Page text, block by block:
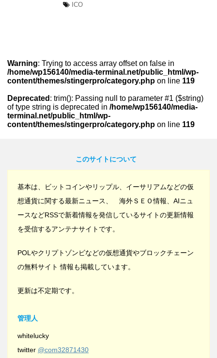
ICO
Warning: Trying to access array offset on false in
/home/wp156140/media-terminal.net/public_html/wp-
content/themes/stingerpro/category.php on line 119
Deprecated : trim(): Passing null to parameter #1 ($string)
of type string is deprecated in /home/wp156140/media-
terminal.net/public_html/wp-
content/themes/stingerpro/category.php on line 119
このサイトについて
基本は、ビットコインやリップル、イーサリアムなどの仮
想通貨に関する最新ニュース、 海外ＳＥＯ情報、AIニュ
ースなどRSSで新着情報を発信しているサイトの更新情報
を受信するアンテナサイトです。
POLやクリプトゾンビなどの仮想通貨やブロックチェーン
の無料サイト 情報も掲載しています。
更新は不定期です。
管理人
whitelucky
twitter @com32871430